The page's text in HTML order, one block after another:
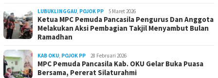
LUBUKLINGGAU, POJOK PP 5 Maret 2026
Ketua MPC Pemuda Pancasila Pengurus Dan Anggota
Melakukan Aksi Pembagian Takjil Menyambut Bulan
Ramadhan
KAB OKU, POJOK PP 28 Februari 2026
MPC Pemuda Pancasila Kab. OKU Gelar Buka Puasa
Bersama, Pererat Silaturahmi